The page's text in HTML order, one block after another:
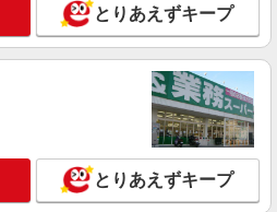
円
田市新井町549番3
詳細を見る
舗スタッフ（接客・調理・清掃な
とりあえずキープ
とりあえずキープ